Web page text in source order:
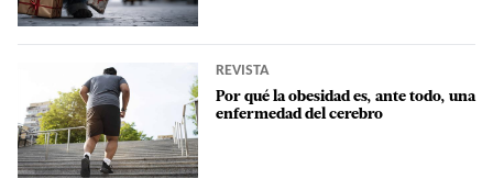
REVISTA
Por qué la obesidad es, ante todo, una
enfermedad del cerebro